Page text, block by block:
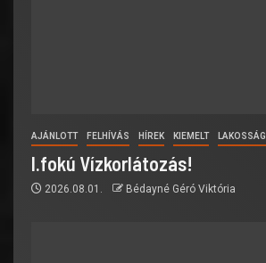
AJÁNLOTT FELHÍVÁS HÍREK KIEMELT LAKOSSÁGI
I.fokú Vízkorlátozás!
2026.08.01. Bédayné Géró Viktória